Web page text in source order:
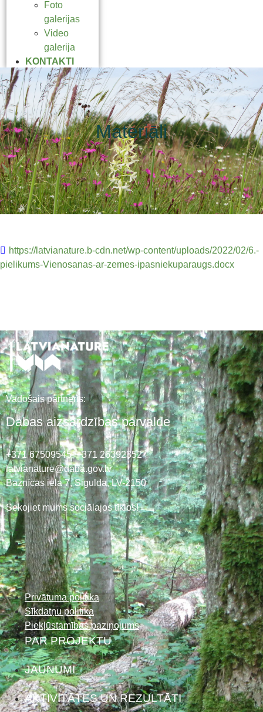
Foto
galerijas
Video
galerija
KONTAKTI
Materiāli
https://latvianature.b-cdn.net/wp-content/uploads/2022/02/6.-
pielikums-Vienosanas-ar-zemes-ipasniekuparaugs.docx
Vadošais partneris:
Dabas aizsardzības pārvalde
+371 67509545,+371 26392352
latvianature@daba.gov.lv
Baznīcas iela 7, Sigulda, LV-2150
Sekojiet mums sociālajos tīklos!
Privātuma politika
Sīkdatņu politika
Piekļūstamības paziņojums
PAR PROJEKTU
JAUNUMI
AKTIVITĀTES UN REZULTĀTI